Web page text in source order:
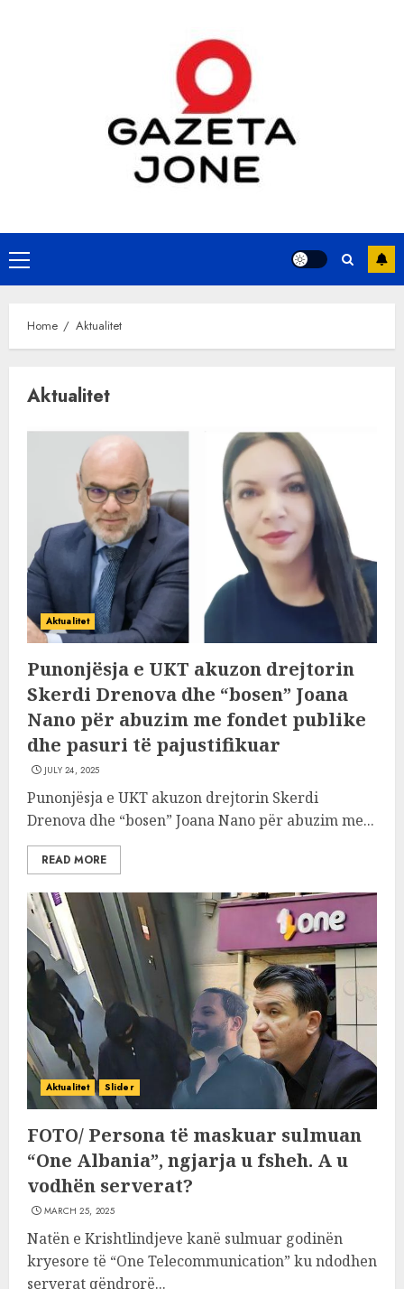
Primary
Menu
Home Aktualitet
Aktualitet
Aktualitet
Punonjësja e UKT akuzon drejtorin
Skerdi Drenova dhe “bosen” Joana
Nano për abuzim me fondet publike
dhe pasuri të pajustifikuar
JULY 24, 2025
Punonjësja e UKT akuzon drejtorin Skerdi
Drenova dhe “bosen” Joana Nano për abuzim me...
READ MORE
Aktualitet Slider
FOTO/ Persona të maskuar sulmuan
“One Albania”, ngjarja u fsheh. A u
vodhën serverat?
MARCH 25, 2025
Natën e Krishtlindjeve kanë sulmuar godinën
kryesore të “One Telecommunication” ku ndodhen
serverat qëndrorë...